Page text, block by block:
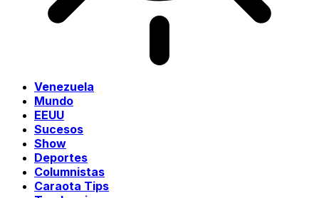
Venezuela
Mundo
EEUU
Sucesos
Show
Deportes
Columnistas
Caraota Tips